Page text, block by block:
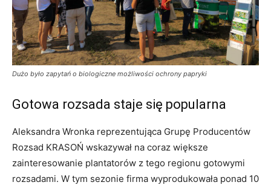
Dużo było zapytań o biologiczne możliwości ochrony papryki
Gotowa rozsada staje się popularna
Aleksandra Wronka reprezentująca Grupę Producentów
Rozsad KRASOŃ wskazywał na coraz większe
zainteresowanie plantatorów z tego regionu gotowymi
rozsadami. W tym sezonie firma wyprodukowała ponad 10